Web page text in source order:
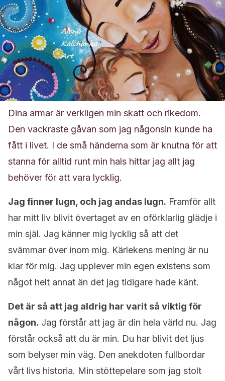
Dina armar är verkligen min skatt och rikedom.
Den vackraste gåvan som jag någonsin kunde ha
fått i livet. I de små händerna som är knutna för att
stanna för alltid runt min hals hittar jag allt jag
behöver för att vara lycklig.
Jag finner lugn, och jag andas lugn. Framför allt
har mitt liv blivit övertaget av en oförklarlig glädje i
min själ. Jag känner mig lycklig så att det
svämmar över inom mig. Kärlekens mening är nu
klar för mig. Jag upplever min egen existens som
något helt annat än det jag tidigare hade känt.
Det är så att jag aldrig har varit så viktig för
någon. Jag förstår att jag är din hela värld nu. Jag
förstår också att du är min. Du har blivit det ljus
som belyser min väg. Den anekdoten fullbordar
vårt livs historia. Min stöttepelare som jag stolt